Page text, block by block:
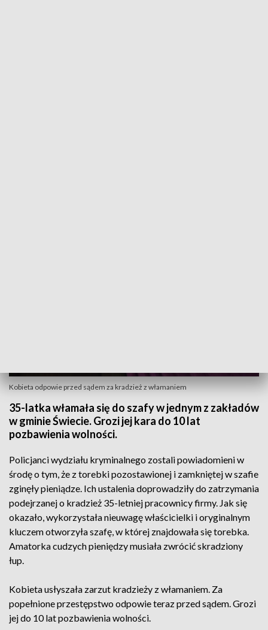
Kobieta odpowie przed sądem za kradzież z włamaniem
35-latka włamała się do szafy w jednym z zakładów
w gminie Świecie. Grozi jej kara do 10 lat
pozbawienia wolności.
Policjanci wydziału kryminalnego zostali powiadomieni w
środę o tym, że z torebki pozostawionej i zamkniętej w szafie
zginęły pieniądze. Ich ustalenia doprowadziły do zatrzymania
podejrzanej o kradzież 35-letniej pracownicy firmy. Jak się
okazało, wykorzystała nieuwagę właścicielki i oryginalnym
kluczem otworzyła szafę, w której znajdowała się torebka.
Amatorka cudzych pieniędzy musiała zwrócić skradziony
łup.
Kobieta usłyszała zarzut kradzieży z włamaniem. Za
popełnione przestępstwo odpowie teraz przed sądem. Grozi
jej do 10 lat pozbawienia wolności.